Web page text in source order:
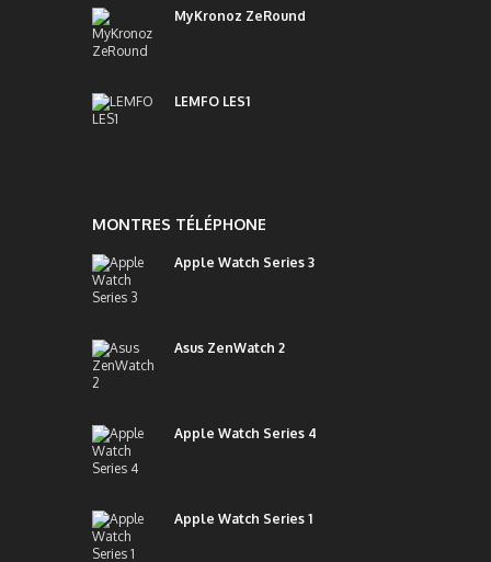
MyKronoz ZeRound
LEMFO LES1
MONTRES TÉLÉPHONE
Apple Watch Series 3
Asus ZenWatch 2
Apple Watch Series 4
Apple Watch Series 1